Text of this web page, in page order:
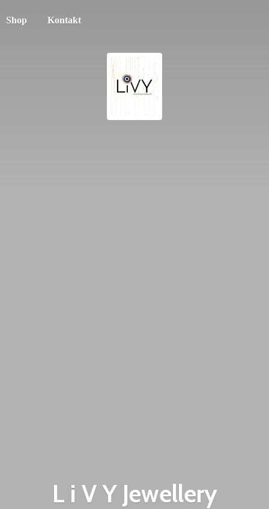
Shop Kontakt
L i VY Jewellery